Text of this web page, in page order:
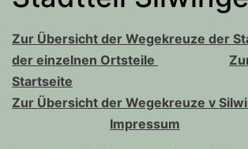
Zur Übersicht der Wegekreuze der
der einzelnen Ortsteile
Startseite
Zur Übersicht der Wegekreuze v
Impressum